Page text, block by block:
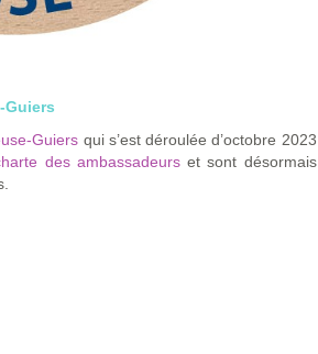
Guiers
Guiers qui s’est déroulée d’octobre 2023
des ambassadeurset sont désormais